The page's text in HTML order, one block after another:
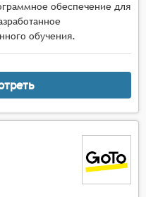
обеспечение для
обучения.